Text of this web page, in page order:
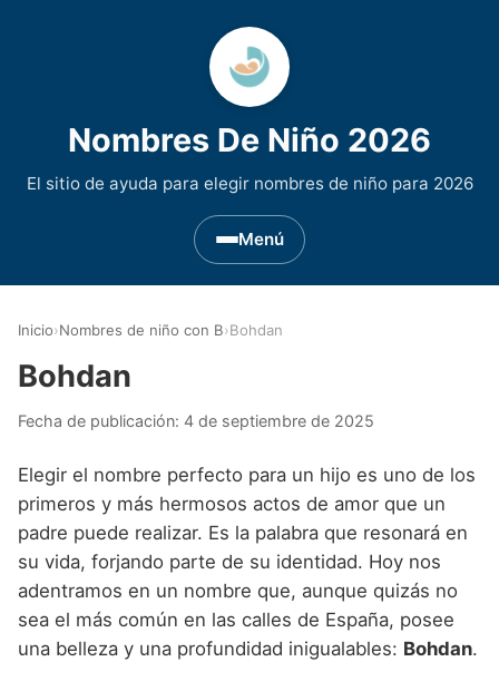
Nombres De Niño 2026
El sitio de ayuda para elegir nombres de niño para 2026
Menú
Nombres de niño que empiezan por D
Nombres de niño que empiezan por E
Nombres de niño que empiezan por F
Nombres de niño que empiezan por G
Nombres de niño que empiezan por H
Nombres de Niño Asturianos
Nombres de Niño Baleares
Nombres de Niño Canarios
Nombres de Niño Cantabros
Nombres de Niño Castellanos
Nombres de Niño Celtas
Nombres de Niño Egipcios
Nombres de Niño Griegos
Nombres de Niño Mitologicos
Nombres de Niño Alemanes
Nombres de Niño Americanos
Nombres de Niño Arabes
Nombres de Niño Chinos
Buscar
Inicio›Nombres de niño con B›Bohdan
Bohdan
Fecha de publicación: 4 de septiembre de 2025
Elegir el nombre perfecto para un hijo es uno de los
primeros y más hermosos actos de amor que un
padre puede realizar. Es la palabra que resonará en
su vida, forjando parte de su identidad. Hoy nos
adentramos en un nombre que, aunque quizás no
sea el más común en las calles de España, posee
una belleza y una profundidad inigualables: Bohdan.